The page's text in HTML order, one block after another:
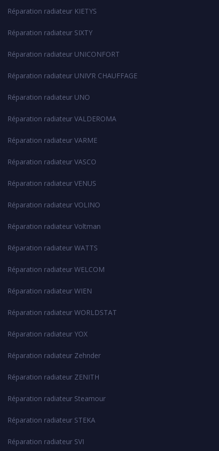
Réparation radiateur KIETYS
Réparation radiateur SIXTY
Réparation radiateur UNICONFORT
Réparation radiateur UNIV’R CHAUFFAGE
Réparation radiateur UNO
Réparation radiateur VALDEROMA
Réparation radiateur VARME
Réparation radiateur VASCO
Réparation radiateur VENUS
Réparation radiateur VOLINO
Réparation radiateur Voltman
Réparation radiateur WATTS
Réparation radiateur WELCOM
Réparation radiateur WIEN
Réparation radiateur WORLDSTAT
Réparation radiateur YOX
Réparation radiateur Zehnder
Réparation radiateur ZENITH
Réparation radiateur Steamour
Réparation radiateur STEKA
Réparation radiateur SVI